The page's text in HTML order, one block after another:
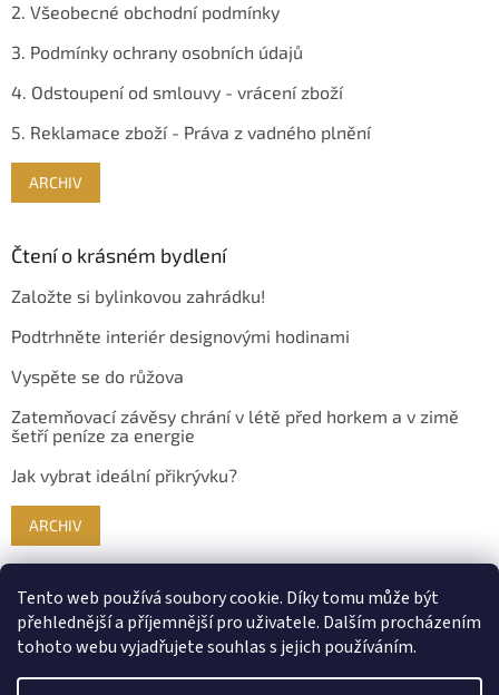
Tento web používá soubory cookie. Díky tomu může být
přehlednější a příjemnější pro uživatele. Dalším procházením
tohoto webu vyjadřujete souhlas s jejich používáním.
2. Všeobecné obchodní podmínky
3. Podmínky ochrany osobních údajů
4. Odstoupení od smlouvy - vrácení zboží
5. Reklamace zboží - Práva z vadného plnění
ARCHIV
Čtení o krásném bydlení
Založte si bylinkovou zahrádku!
Podtrhněte interiér designovými hodinami
Vyspěte se do růžova
Zatemňovací závěsy chrání v létě před horkem a v zimě
šetří peníze za energie
Jak vybrat ideální přikrývku?
ARCHIV